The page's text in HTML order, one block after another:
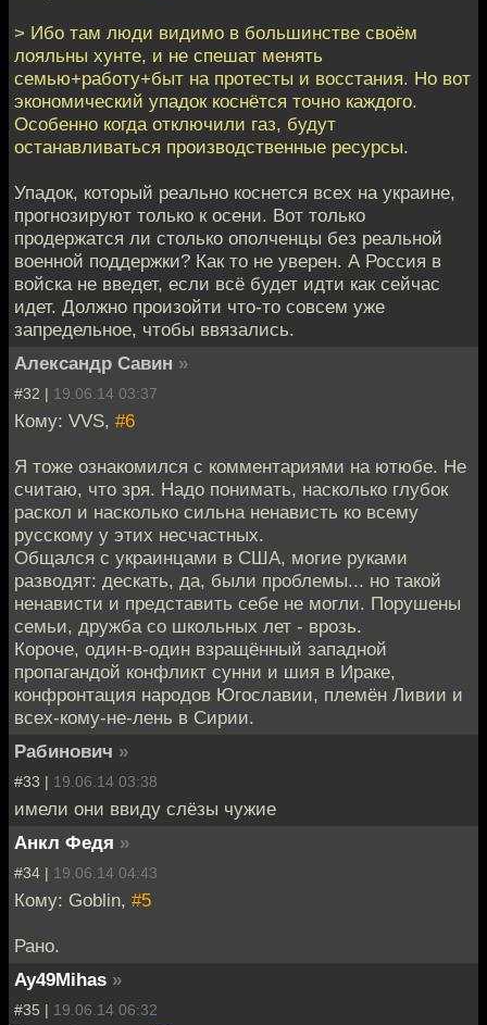
> Ибо там люди видимо в большинстве своём
лояльны хунте, и не спешат менять
семью+работу+быт на протесты и восстания. Но вот
экономический упадок коснётся точно каждого.
Особенно когда отключили газ, будут
останавливаться производственные ресурсы.
Упадок, который реально коснется всех на украине,
прогнозируют только к осени. Вот только
продержатся ли столько ополченцы без реальной
военной поддержки? Как то не уверен. А Россия в
войска не введет, если всё будет идти как сейчас
идет. Должно произойти что-то совсем уже
запредельное, чтобы ввязались.
Александр Савин »
#32 | 19.06.14 03:37
Кому: VVS, #6
Я тоже ознакомился с комментариями на ютюбе. Не
считаю, что зря. Надо понимать, насколько глубок
раскол и насколько сильна ненависть ко всему
русскому у этих несчастных.
Общался с украинцами в США, могие руками
разводят: дескать, да, были проблемы... но такой
ненависти и представить себе не могли. Порушены
семьи, дружба со школьных лет - врозь.
Короче, один-в-один взращённый западной
пропагандой конфликт сунни и шия в Ираке,
конфронтация народов Югославии, племён Ливии и
всех-кому-не-лень в Сирии.
Рабинович »
#33 | 19.06.14 03:38
имели они ввиду слёзы чужие
Анкл Федя »
#34 | 19.06.14 04:43
Кому: Goblin, #5
Рано.
Ay49Mihas »
#35 | 19.06.14 06:32